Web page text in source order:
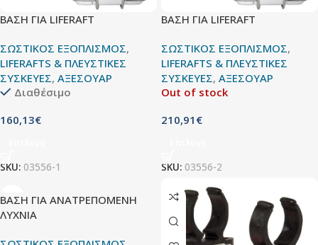
ΒΑΣΗ ΓΙΑ LIFERAFT
ΣΩΣΤΙΚΟΣ ΕΞΟΠΛΙΣΜΟΣ,
LIFERAFTS & ΠΛΕΥΣΤΙΚΕΣ
ΣΥΣΚΕΥΕΣ, ΑΞΕΣΟΥΑΡ
Διαθέσιμο
160,13€
SKU: 03556-1
ΒΑΣΗ ΓΙΑ LIFERAFT
ΣΩΣΤΙΚΟΣ ΕΞΟΠΛΙΣΜΟΣ,
LIFERAFTS & ΠΛΕΥΣΤΙΚΕΣ
ΣΥΣΚΕΥΕΣ, ΑΞΕΣΟΥΑΡ
Out of stock
210,91 €
SKU: 03556-2
ΒΑΣΗ ΓΙΑ ΑΝΑΤΡΕΠΟΜΕΝΗ
ΛΥΧΝΙΑ